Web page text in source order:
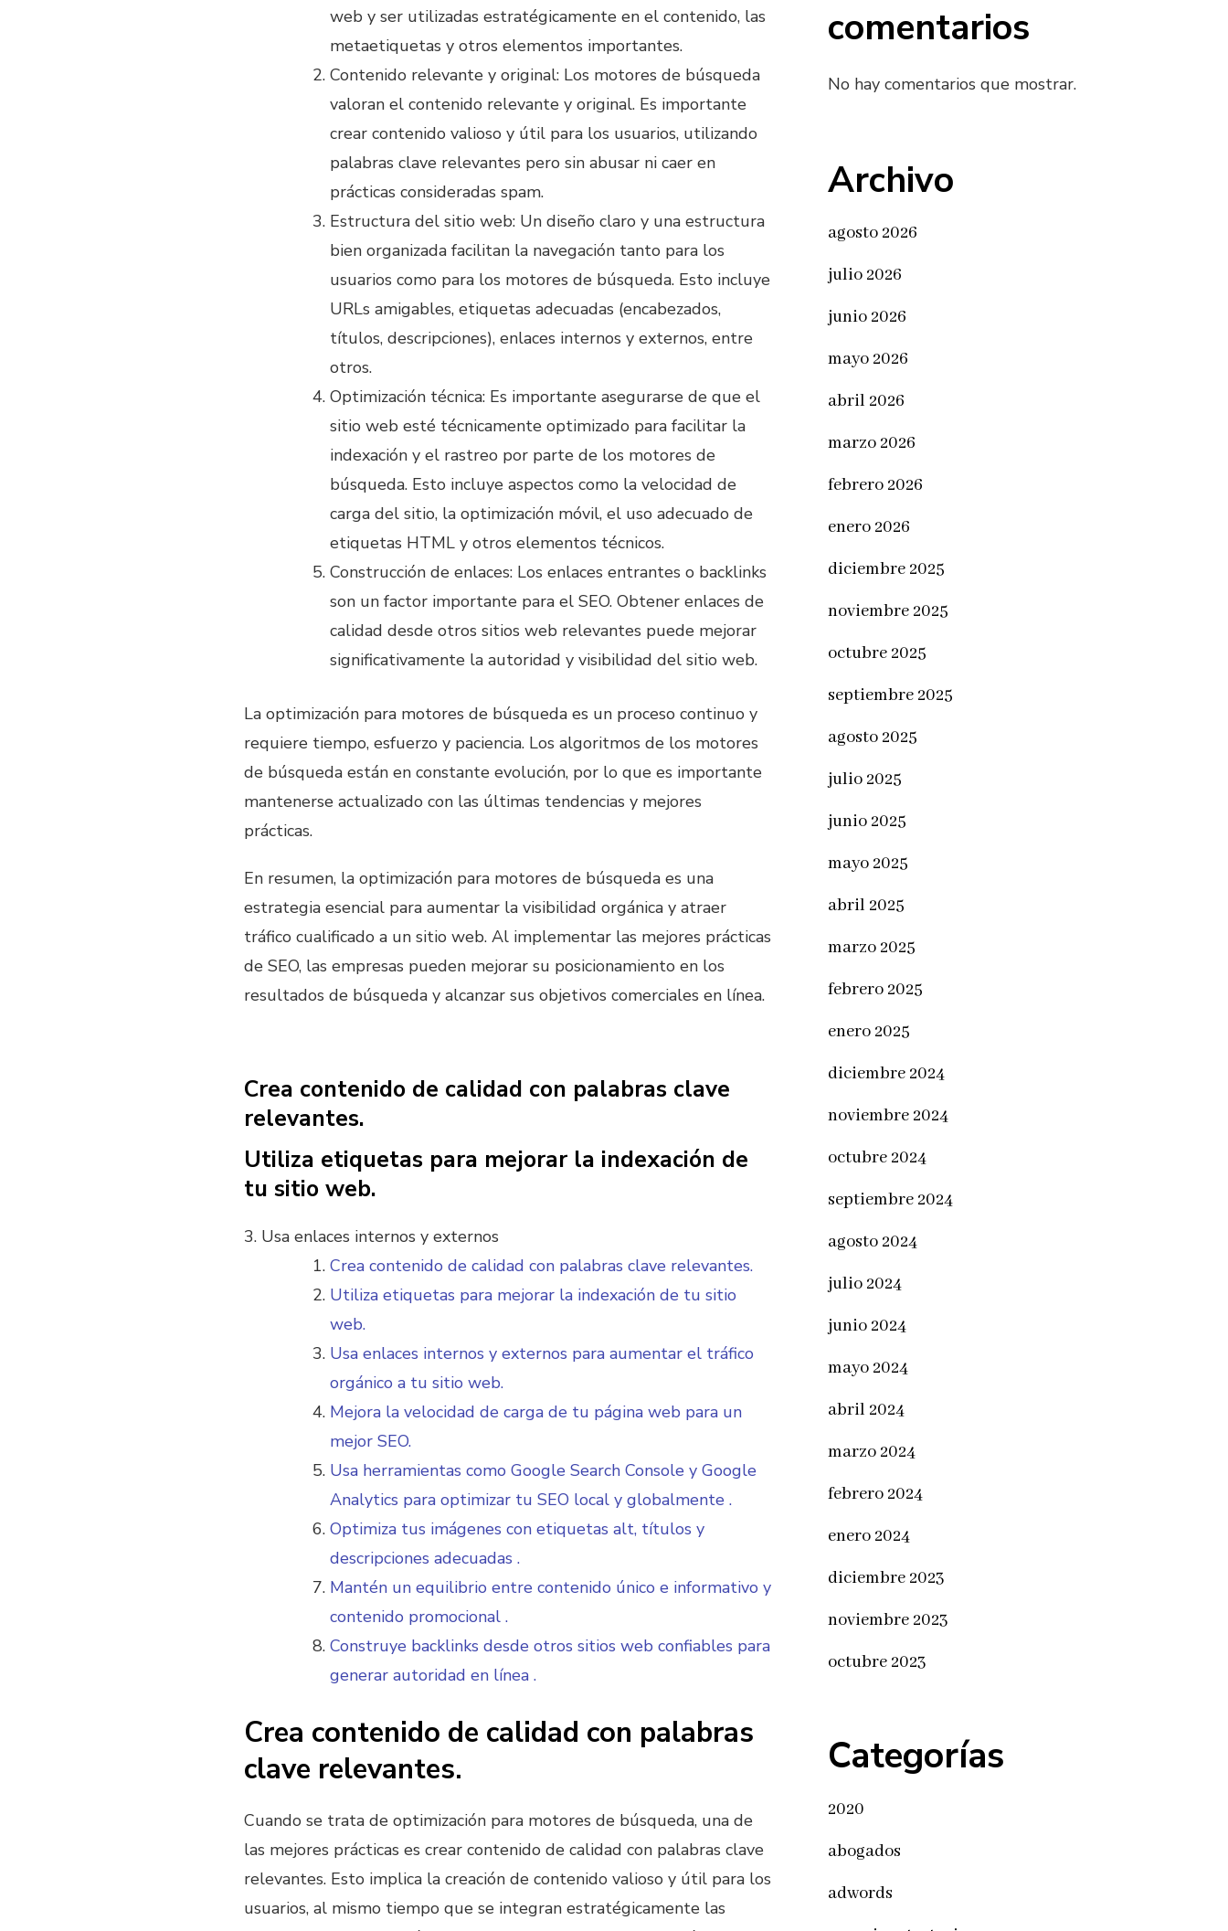
web y ser utilizadas estratégicamente en el contenido, las
metaetiquetas y otros elementos importantes.
Contenido relevante y original: Los motores de búsqueda
valoran el contenido relevante y original. Es importante
crear contenido valioso y útil para los usuarios, utilizando
palabras clave relevantes pero sin abusar ni caer en
prácticas consideradas spam.
Estructura del sitio web: Un diseño claro y una estructura
bien organizada facilitan la navegación tanto para los
usuarios como para los motores de búsqueda. Esto incluye
URLs amigables, etiquetas adecuadas (encabezados,
títulos, descripciones), enlaces internos y externos, entre
otros.
Optimización técnica: Es importante asegurarse de que el
sitio web esté técnicamente optimizado para facilitar la
indexación y el rastreo por parte de los motores de
búsqueda. Esto incluye aspectos como la velocidad de
carga del sitio, la optimización móvil, el uso adecuado de
etiquetas HTML y otros elementos técnicos.
Construcción de enlaces: Los enlaces entrantes o backlinks
son un factor importante para el SEO. Obtener enlaces de
calidad desde otros sitios web relevantes puede mejorar
significativamente la autoridad y visibilidad del sitio web.
La optimización para motores de búsqueda es un proceso continuo y
requiere tiempo, esfuerzo y paciencia. Los algoritmos de los motores
de búsqueda están en constante evolución, por lo que es importante
mantenerse actualizado con las últimas tendencias y mejores
prácticas.
En resumen, la optimización para motores de búsqueda es una
estrategia esencial para aumentar la visibilidad orgánica y atraer
tráfico cualificado a un sitio web. Al implementar las mejores prácticas
de SEO, las empresas pueden mejorar su posicionamiento en los
resultados de búsqueda y alcanzar sus objetivos comerciales en línea.
Crea contenido de calidad con palabras clave
relevantes.
Utiliza etiquetas para mejorar la indexación de
tu sitio web.
3. Usa enlaces internos y externos
Crea contenido de calidad con palabras clave relevantes.
Utiliza etiquetas para mejorar la indexación de tu sitio
web.
Usa enlaces internos y externos para aumentar el tráfico
orgánico a tu sitio web.
Mejora la velocidad de carga de tu página web para un
mejor SEO.
Usa herramientas como Google Search Console y Google
Analytics para optimizar tu SEO local y globalmente .
Optimiza tus imágenes con etiquetas alt, títulos y
descripciones adecuadas .
Mantén un equilibrio entre contenido único e informativo y
contenido promocional .
Construye backlinks desde otros sitios web confiables para
generar autoridad en línea .
Crea contenido de calidad con palabras
clave relevantes.
Cuando se trata de optimización para motores de búsqueda, una de
las mejores prácticas es crear contenido de calidad con palabras clave
relevantes. Esto implica la creación de contenido valioso y útil para los
usuarios, al mismo tiempo que se integran estratégicamente las
comentarios
No hay comentarios que mostrar.
Archivo
agosto 2026
julio 2026
junio 2026
mayo 2026
abril 2026
marzo 2026
febrero 2026
enero 2026
diciembre 2025
noviembre 2025
octubre 2025
septiembre 2025
agosto 2025
julio 2025
junio 2025
mayo 2025
abril 2025
marzo 2025
febrero 2025
enero 2025
diciembre 2024
noviembre 2024
octubre 2024
septiembre 2024
agosto 2024
julio 2024
junio 2024
mayo 2024
abril 2024
marzo 2024
febrero 2024
enero 2024
diciembre 2023
noviembre 2023
octubre 2023
Categorías
2020
abogados
adwords